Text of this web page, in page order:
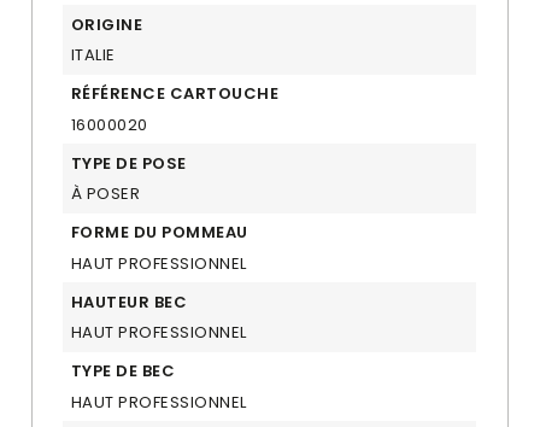
ORIGINE
ITALIE
RÉFÉRENCE CARTOUCHE
16000020
TYPE DE POSE
À POSER
FORME DU POMMEAU
HAUT PROFESSIONNEL
HAUTEUR BEC
HAUT PROFESSIONNEL
TYPE DE BEC
HAUT PROFESSIONNEL